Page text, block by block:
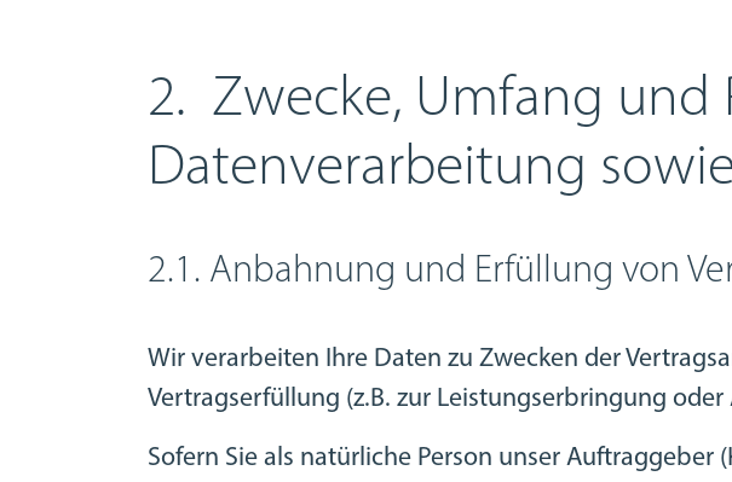
2. Zwecke, Umfang und
Datenverarbeitung
2.1. Anbahnung und Erfüllung von
Wir verarbeiten Ihre Daten zu Zwecken der
Vertragserfüllung (z.B. zur Leistungserbringung
Sofern Sie als natürliche Person unser